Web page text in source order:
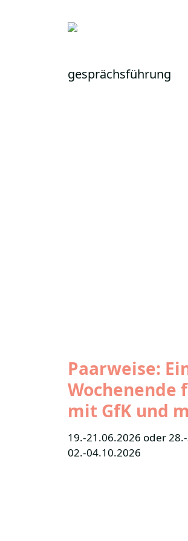
gesprächsführung
Paarweise:
Wochenende
mit GfK und
19.-21.06.2026 oder
02.-04.10.2026